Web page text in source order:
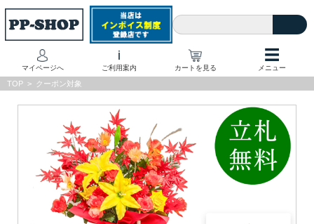
マイページへ
i
ご利用案内 カートを見る
☰
メニュー
TOP > クーポン対象